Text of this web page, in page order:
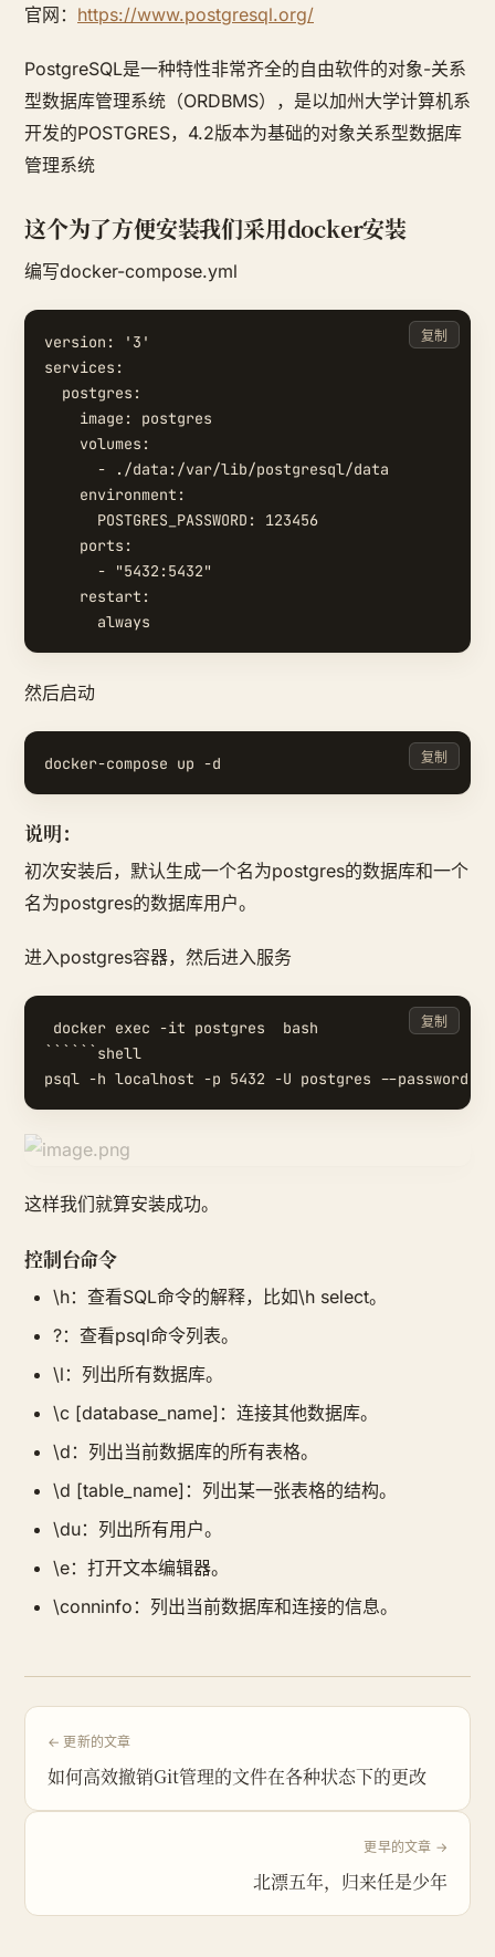
官网： https://www.postgresql.org/
PostgreSQL是一种特性非常齐全的自由软件的对象-关系
型数据库管理系统（ORDBMS），是以加州大学计算机系
开发的POSTGRES，4.2版本为基础的对象关系型数据库
管理系统
这个为了方便安装我们采用docker安装
编写docker-compose.yml
version: '3'
services:
  postgres:
    image: postgres
    volumes:
      - ./data:/var/lib/postgresql/data
    environment:
      POSTGRES_PASSWORD: 123456
    ports:
      - "5432:5432"
    restart:
复制
然后启动
复制
说明：
初次安装后，默认生成一个名为postgres的数据库和一个
名为postgres的数据库用户。
进入postgres容器，然后进入服务
docker exec -it postgres  bash
``````shell
复制
这样我们就算安装成功。
控制台命令
\h：查看SQL命令的解释，比如\h select。
?：查看psql命令列表。
\l：列出所有数据库。
\c [database_name]：连接其他数据库。
\d：列出当前数据库的所有表格。
\d [table_name]：列出某一张表格的结构。
\du：列出所有用户。
\e：打开文本编辑器。
\conninfo：列出当前数据库和连接的信息。
← 更新的文章
如何高效撤销Git管理的文件在各种状态下的更改
更早的文章 →
北漂五年，归来任是少年